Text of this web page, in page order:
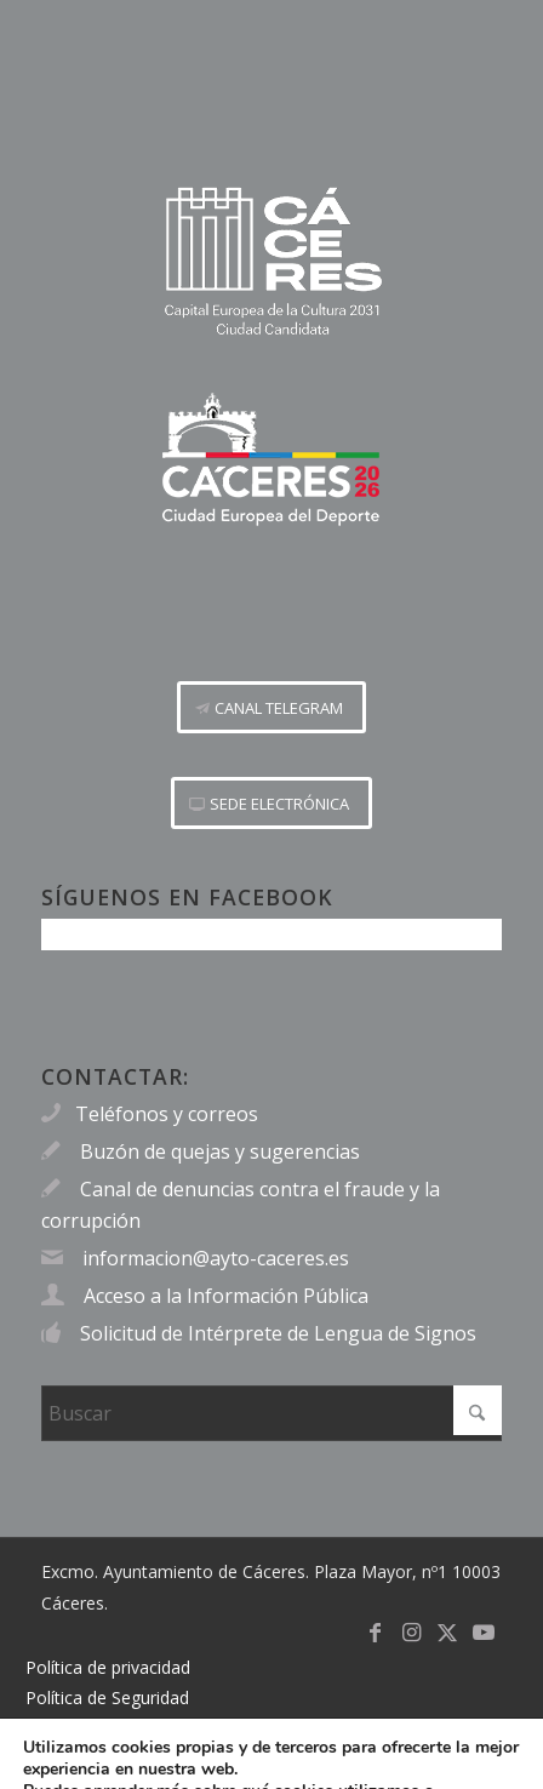
CANAL TELEGRAM
SEDE ELECTRÓNICA
SÍGUENOS EN FACEBOOK
CONTACTAR:
Teléfonos y correos
Buzón de quejas y sugerencias
Canal de denuncias contra el fraude y la
corrupción
informacion@ayto-caceres.es
Acceso a la Información Pública
Solicitud de Intérprete de Lengua de Signos
Excmo. Ayuntamiento de Cáceres. Plaza Mayor, nº1 10003
Cáceres.
Política de privacidad
Política de Seguridad
Accesibilidad
Utilizamos cookies propias y de terceros para ofrecerte la mejor
experiencia en nuestra web.